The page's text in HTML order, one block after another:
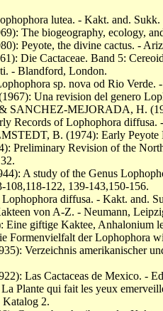
lutea. - Kakt. and. Sukk.
The biogeography, ecology,
Peyote, the divine cactus. -
Die Cactaceae. Band 5:
- Blandford, London.
sp. nova od Rio Verde.
Una revision del genero
SANCHEZ-MEJORADA, H.
Records of Lophophora diffusa.
B. (1974): Early Peyote
Preliminary Revision of the
A study of the Genus
108,118-122, 139-143,150-156.
diffusa. - Kakt. and.
von A-Z. - Neumann,
Eine giftige Kaktee, Anhalonium
Formenvielfalt der Lophophora
Verzeichnis amerikanischer
Las Cactaceas de Mexico. -
Plante qui fait les yeux
2.